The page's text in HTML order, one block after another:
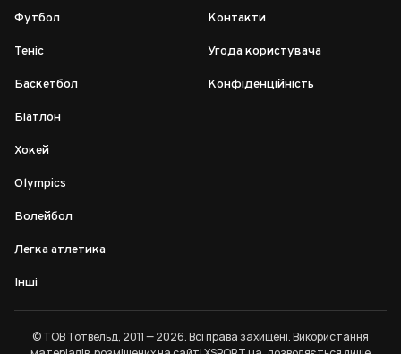
Футбол
Теніс
Баскетбол
Біатлон
Хокей
Olympics
Волейбол
Легка атлетика
Інші
Контакти
Угода користувача
Конфіденційність
© ТОВ Тотвельд, 2011 — 2026. Всі права захищені. Використання